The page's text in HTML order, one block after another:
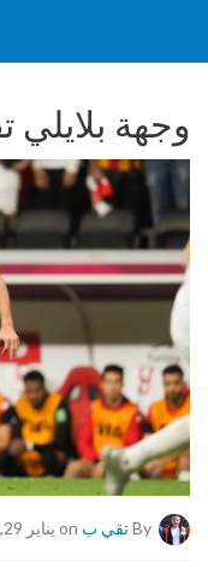
وجهة بلايلي
Byتقي ب